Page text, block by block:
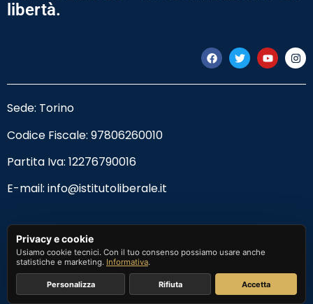
libertà.
Sede: Torino
Codice Fiscale: 97806260010
Partita Iva: 12276790016
E-mail: info@istitutoliberale.it
Privacy Policy
Privacy e cookie
Usiamo cookie tecnici. Con il tuo consenso possiamo usare anche
statistiche e marketing. Informativa.
Personalizza Rifiuta Accetta